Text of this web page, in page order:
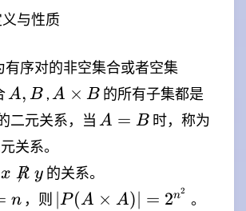
与性质
有序对的非空集合或者空集
A,B
A, B , A
\times
B
A × B 的所有子集都是
二元关系，当 A=B
A = B 时，称为
关系。
x \not
\mathrel{R}
x 
R y 的关系。
n ，则 |P(A \times
∣P (A × A) = 2n2 。